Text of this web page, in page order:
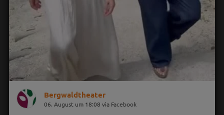
Bergwaldtheater
06. August um 18:08 via Facebook